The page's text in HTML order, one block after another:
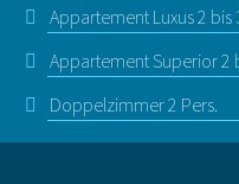
Appartement Luxus 2 bis
Appartement Superior 2
Doppelzimmer 2 Pers.